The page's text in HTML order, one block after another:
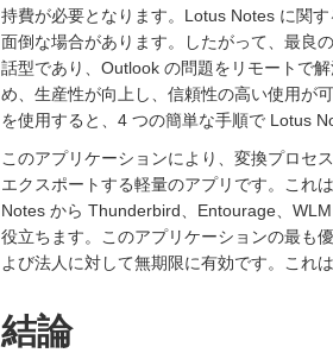
持費が必要となります。Lotus Notes に関
面倒な場合があります。したがって、最良
話型であり、Outlook の問題をリモートで
め、生産性が向上し、信頼性の高い使用が
を使用すると、4 つの簡単な手順で Lotus
このアプリケーションにより、変換プロセ
エクスポートする軽量のアプリです。これ
Notes から Thunderbird、Entourage、
役立ちます。このアプリケーションの最も
よび法人に対して無期限に有効です。これ
結論